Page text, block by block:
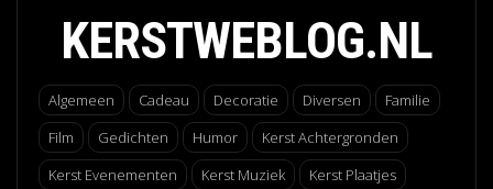
KERSTWEBLOG.NL
Algemeen Cadeau Decoratie Diversen
Familie
Film
Gedichten Humor
Kerst Achtergronden
Kerst Evenementen
Kerst Muziek
Kerst Plaatjes